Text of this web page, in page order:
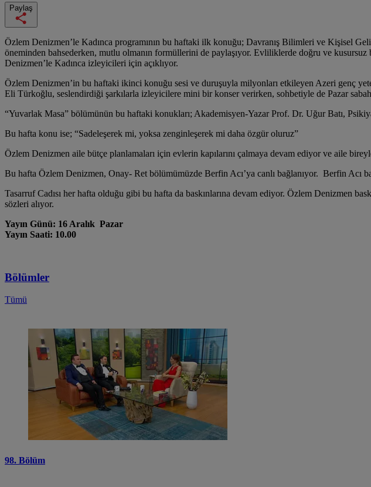
Paylaş
Özlem Denizmen’le Kadınca programının bu haftaki ilk konuğu; Davranış Bilimleri ve Kişisel
öneminden bahsederken, mutlu olmanın formüllerini de paylaşıyor. Evliliklerde doğru ve
Denizmen’le Kadınca izleyicileri için açıklıyor.
Özlem Denizmen’in bu haftaki ikinci konuğu sesi ve duruşuyla milyonları etkileyen Azeri genç
Eli Türkoğlu, seslendirdiği şarkılarla izleyicilere mini bir konser verirken, sohbetiyle de Pazar
“Yuvarlak Masa” bölümünün bu haftaki konukları; Akademisyen-Yazar Prof. Dr. Uğur Batı,
Bu hafta konu ise; “Sadeleşerek mi, yoksa zenginleşerek mi daha özgür oluruz”
Özlem Denizmen aile bütçe planlamaları için evlerin kapılarını çalmaya devam ediyor ve aile
Bu hafta Özlem Denizmen, Onay- Ret bölümümüzde Berfin Acı’ya canlı bağlanıyor. Berfin
Tasarruf Cadısı her hafta olduğu gibi bu hafta da baskınlarına devam ediyor. Özlem Denizmen
sözleri alıyor.
Yayın Günü: 16 Aralık Pazar
Yayın Saati: 10.00
Bölümler
Tümü
98. Bölüm